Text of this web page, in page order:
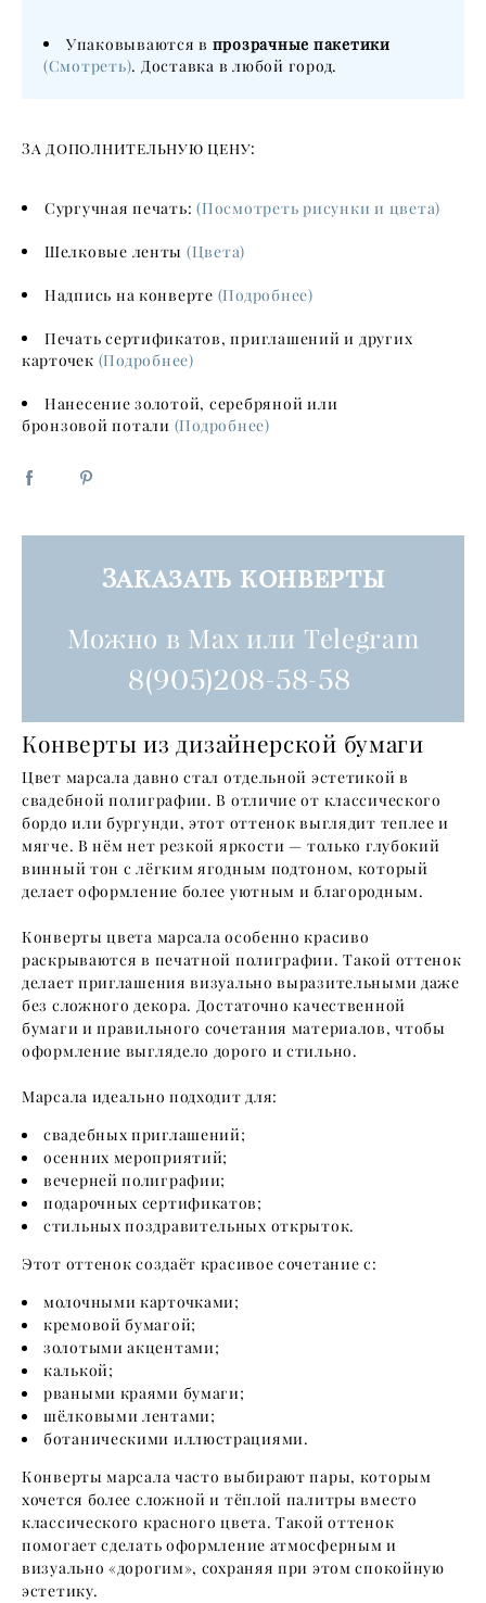
Упаковываются в прозрачные пакетики
(Смотреть). Доставка в любой город.
За дополнительную цену:
Сургучная печать:(Посмотреть рисунки и цвета)
Шелковые ленты (Цвета)
Надпись на конверте (Подробнее)
Печать сертификатов, приглашений и других
карточек (Подробнее)
Нанесение золотой, серебряной или
бронзовой потали (Подробнее)
Заказать конверты
Можно в Max или Telegram
8(905)208-58-58
Конверты из дизайнерской бумаги
Цвет марсала давно стал отдельной эстетикой в
свадебной полиграфии. В отличие от классического
бордо или бургунди, этот оттенок выглядит теплее и
мягче. В нём нет резкой яркости — только глубокий
винный тон с лёгким ягодным подтоном, который
делает оформление более уютным и благородным.
Конверты цвета марсала особенно красиво
раскрываются в печатной полиграфии. Такой оттенок
делает приглашения визуально выразительными даже
без сложного декора. Достаточно качественной
бумаги и правильного сочетания материалов, чтобы
оформление выглядело дорого и стильно.
Марсала идеально подходит для:
свадебных приглашений;
осенних мероприятий;
вечерней полиграфии;
подарочных сертификатов;
стильных поздравительных открыток.
Этот оттенок создаёт красивое сочетание с:
молочными карточками;
кремовой бумагой;
золотыми акцентами;
калькой;
рваными краями бумаги;
шёлковыми лентами;
ботаническими иллюстрациями.
Конверты марсала часто выбирают пары, которым
хочется более сложной и тёплой палитры вместо
классического красного цвета. Такой оттенок
помогает сделать оформление атмосферным и
визуально «дорогим», сохраняя при этом спокойную
эстетику.